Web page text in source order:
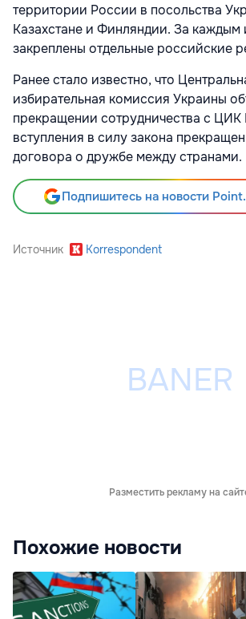
территории России в посольства
Казахстане и Финляндии. За каждым
закреплены отдельные российские
Ранее стало известно, что
избирательная комиссия Украины
прекращении сотрудничества с ЦИК
вступления в силу закона
договора о дружбе между странами.
Подпишитесь на новости
Источник Korrespondent
Разместить рекламу на
Похожие новости